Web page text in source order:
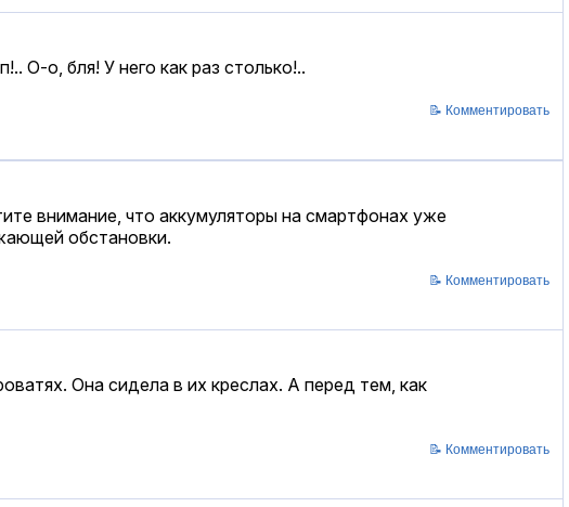
О-о, бля! У него как раз столько!..
📝 Комментировать
внимание, что аккумуляторы на смартфонах уже
обстановки.
📝 Комментировать
Она сидела в их креслах. А перед тем, как
📝 Комментировать